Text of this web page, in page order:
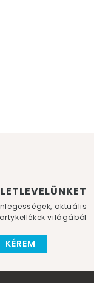
aktuális
világából
KÉREM